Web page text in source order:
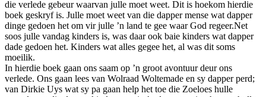
be
chosen
on
the
product
die verlede gebeur waarvan julle moet weet. Dit is hoekom hierdie
boek geskryf is. Julle moet weet van die dapper mense wat dapper
dinge gedoen het om vir julle ’n land te gee waar God regeer.Net
soos julle vandag kinders is, was daar ook baie kinders wat dapper
dade gedoen het. Kinders wat alles gegee het, al was dit soms
moeilik.
In hierdie boek gaan ons saam op ’n groot avontuur deur ons
verlede. Ons gaan lees van Wolraad Woltemade en sy dapper perd;
van Dirkie Uys wat sy pa gaan help het toe die Zoeloes hulle